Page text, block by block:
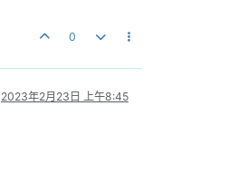
0
2023年2月23日 上午8:45